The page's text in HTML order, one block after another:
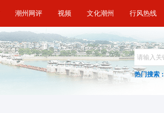
潮州网评 视频 文化潮州 行风热线
热门搜索 :